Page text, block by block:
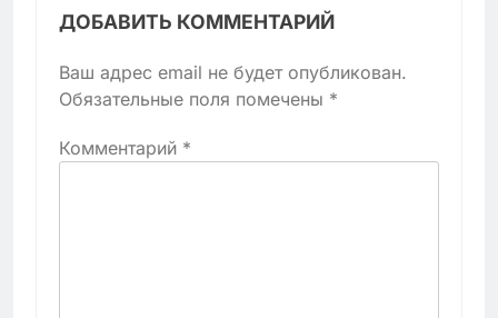
ДОБАВИТЬ КОММЕНТАРИЙ
Ваш адрес email не будет опубликован.
Обязательные поля помечены *
Комментарий *